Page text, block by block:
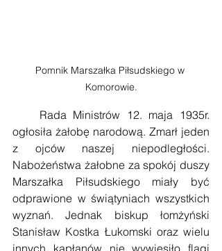
Pomnik Marszałka Piłsudskiego w
Komorowie.
Rada Ministrów 12. maja 1935r.
ogłosiła żałobę narodową. Zmarł jeden
z ojców naszej niepodległości.
Nabożeństwa żałobne za spokój duszy
Marszałka Piłsudskiego miały być
odprawione w świątyniach wszystkich
wyznań. Jednak biskup łomżyński
Stanisław Kostka Łukomski oraz wielu